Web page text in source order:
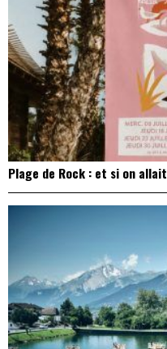
Plage de Rock : et si on